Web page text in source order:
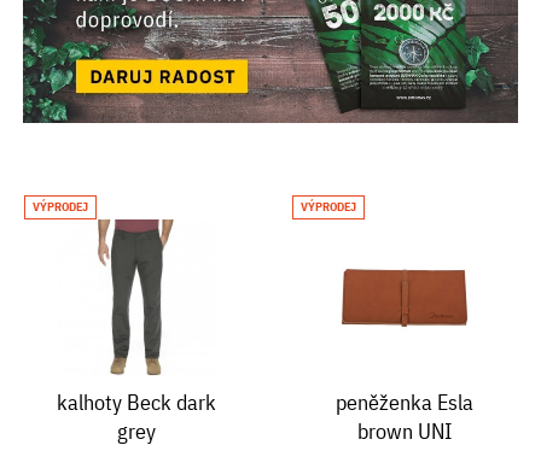
VÝPRODEJ
kalhoty Beck dark
grey
VÝPRODEJ
peněženka Esla
brown UNI